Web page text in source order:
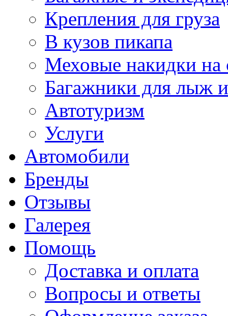
Крепления для груза
В кузов пикапа
Меховые накидки на
Багажники для лыж
Автотуризм
Услуги
Автомобили
Бренды
Отзывы
Галерея
Помощь
Доставка и оплата
Вопросы и ответы